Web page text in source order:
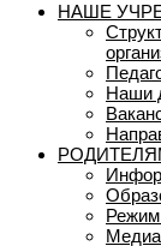
НАШЕ
Наши